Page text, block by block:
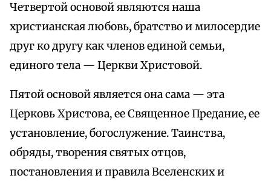
Четвертой основой являются наша
христианская любовь, братство и милосердие
друг ко другу как членов единой семьи,
единого тела — Церкви Христовой.
Пятой основой является она сама — эта
Церковь Христова, ее Священное Предание, ее
установление, богослужение. Таинства,
обряды, творения святых отцов,
постановления и правила Вселенских и